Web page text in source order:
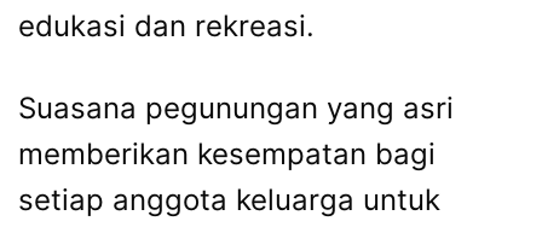
edukasi dan rekreasi.
Suasana pegunungan yang asri
memberikan kesempatan bagi
setiap anggota keluarga untuk